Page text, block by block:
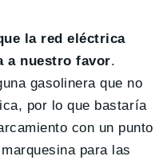
la red eléctrica
a nuestro favor.
gasolinera que no
por lo que bastaría
con un punto
para las